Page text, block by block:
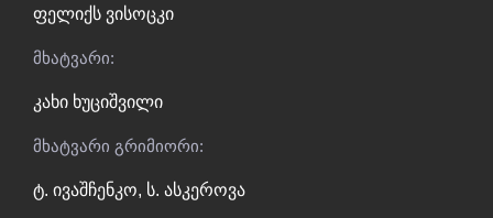
ფელიქს ვისოცკი
მხატვარი:
კახი ხუციშვილი
მხატვარი გრიმიორი:
ტ. ივაშჩენკო, ს. ასკეროვა